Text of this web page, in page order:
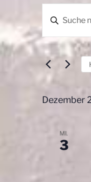
r
a
n
s
t
t
e
h
Dezember
MI.
3